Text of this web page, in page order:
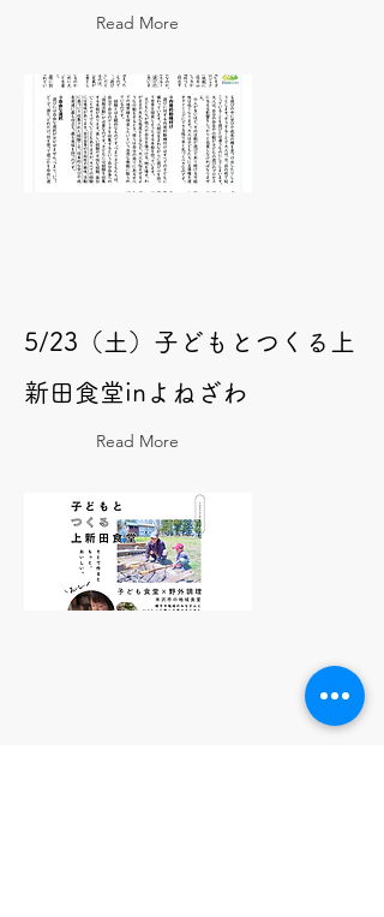
Read More
5/23（土）子どもとつくる上
新田食堂inよねざわ
Read More